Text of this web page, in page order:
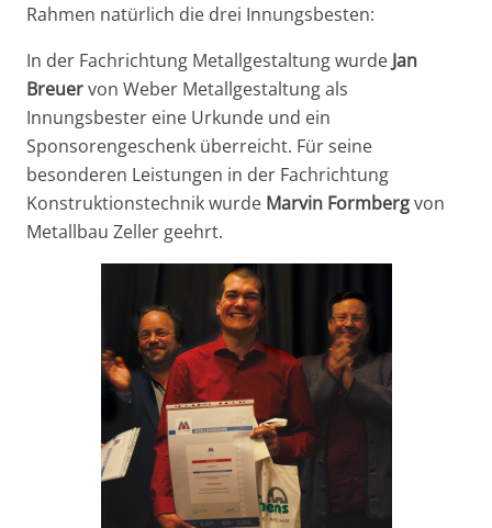
Rahmen natürlich die drei Innungsbesten:
In der Fachrichtung Metallgestaltung wurde Jan
Breuervon Weber Metallgestaltung als
Innungsbester eine Urkunde und ein
Sponsorengeschenk überreicht. Für seine
besonderen Leistungen in der Fachrichtung
Konstruktionstechnik wurde Marvin Formbergvon
Metallbau Zeller geehrt.